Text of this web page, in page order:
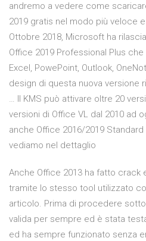
andremo a vedere come
2019 gratis nel modo più veloce
Ottobre 2018, Microsoft ha
Office 2019 Professional Plus
Excel, PowePoint, Outlook,
design di questa nuova versione
… Il KMS può attivare oltre 20
versioni di Office VL dal 2010 ad
anche Office 2016/2019 Standard
vediamo nel dettaglio
Anche Office 2013 ha fatto crack
tramite lo stesso tool utilizzato
articolo. Prima di procedere
valida per sempre ed è stata
ed ha sempre funzionato senza